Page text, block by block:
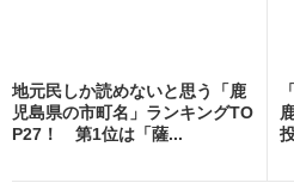
地元民しか読めないと思う「鹿
児島県の市町名」ランキングTO
P27！ 第1位は「薩...